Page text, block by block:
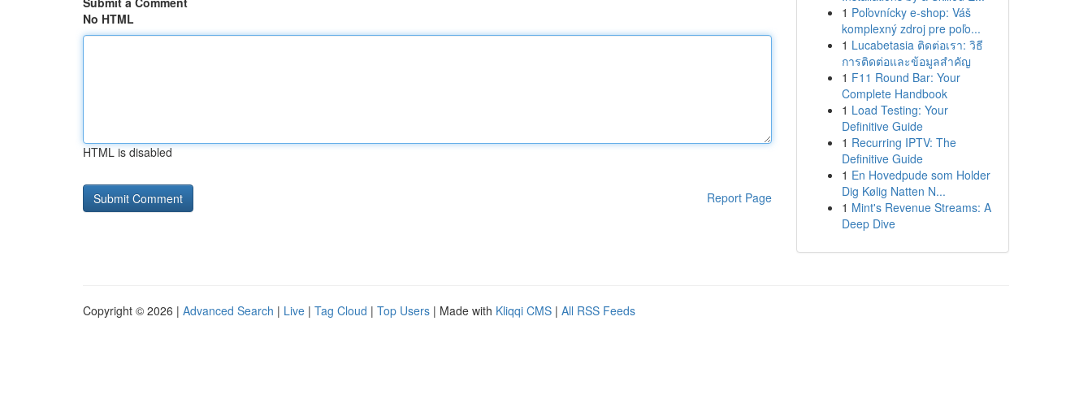
No HTML
HTML is disabled
Report Page
1 Poľovnícky e-shop: Váš
komplexný zdroj pre poľo...
1 Lucabetasia ติดต่อเรา: วิธี
การติดต่อและข้อมูลสำคัญ
1 F11 Round Bar: Your
Complete Handbook
1 Load Testing: Your
Definitive Guide
1 Recurring IPTV: The
Definitive Guide
1 En Hovedpude som Holder
Dig Kølig Natten N...
1 Mint's Revenue Streams: A
Deep Dive
Copyright © 2026 | Advanced Search | Live | Tag Cloud | Top Users | Made with Kliqqi CMS | All RSS Feeds